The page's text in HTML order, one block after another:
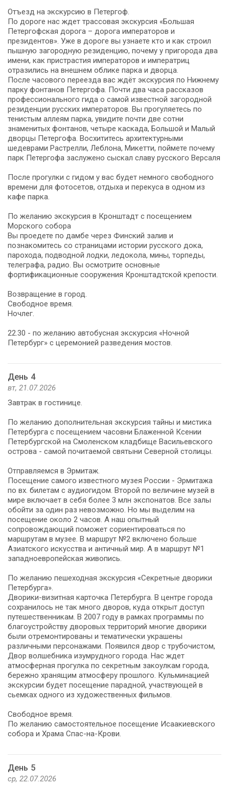
Отъезд на экскурсию в Петергоф.
По дороге нас ждет трассовая экскурсия «Большая
Петергофская дорога – дорога императоров и
президентов». Уже в дороге вы узнаете кто и как строил
пышную загородную резиденцию, почему у пригорода два
имени, как пристрастия императоров и императриц
отразились на внешнем облике парка и дворца.
После часового переезда вас ждёт экскурсия по Нижнему
парку фонтанов Петергофа. Почти два часа рассказов
профессионального гида о самой известной загородной
резиденции русских императоров. Вы прогуляетесь по
тенистым аллеям парка, увидите почти две сотни
знаменитых фонтанов, четыре каскада, Большой и Малый
дворцы Петергофа. Восхититесь архитектурными
шедеврами Растрелли, Леблона, Микетти, поймете почему
парк Петергофа заслужено сыскал славу русского Версаля
После прогулки с гидом у вас будет немного свободного
времени для фотосетов, отдыха и перекуса в одном из
кафе парка.
По желанию экскурсия в Кронштадт с посещением
Морского собора
Вы проедете по дамбе через Финский залив и
познакомитесь со страницами истории русского дока,
парохода, подводной лодки, ледокола, мины, торпеды,
телеграфа, радио. Вы осмотрите основные
фортификационные сооружения Кронштадтской крепости.
Возвращение в город.
Свободное время.
Ночлег.
22.30 - по желанию автобусная экскурсия «Ночной
Петербург» с церемонией разведения мостов.
День 4
вт, 21.07.2026
Завтрак в гостинице.
По желанию дополнительная экскурсия тайны и мистика
Петербурга с посещением часовни Блаженной Ксении
Петербургской на Смоленском кладбище Васильевского
острова - самой почитаемой святыни Северной столицы.
Отправляемся в Эрмитаж.
Посещение самого известного музея России - Эрмитажа
по вх. билетам с аудиогидом. Второй по величине музей в
мире включает в себя более 3 млн экспонатов. Все залы
обойти за один раз невозможно. Но мы выделим на
посещение около 2 часов. А наш опытный
сопровождающий поможет сориентироваться по
маршрутам в музее. В маршрут №2 включено больше
Азиатского искусства и античный мир. А в маршрут №1
западноевропейская живопись.
По желанию пешеходная экскурсия «Секретные дворики
Петербурга».
Дворики-визитная карточка Петербурга. В центре города
сохранилось не так много дворов, куда открыт доступ
путешественникам. В 2007 году в рамках программы по
благоустройству дворовых территорий многие дворики
были отремонтированы и тематически украшены
различными персонажами. Появился двор с трубочистом,
Двор волшебника изумрудного города. Нас ждет
атмосферная прогулка по секретным закоулкам города,
бережно хранящим атмосферу прошлого. Кульминацией
экскурсии будет посещение парадной, участвующей в
сьемках одного из художественных фильмов.
Свободное время.
По желанию самостоятельное посещение Исаакиевского
собора и Храма Спас-на-Крови.
День 5
ср, 22.07.2026